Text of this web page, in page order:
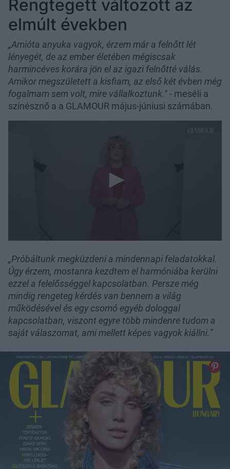
Rengtegett változott az
elmúlt években
„Amióta anyuka vagyok, érzem már a felnőtt lét
lényegét, de az ember életében mégiscsak
harmincéves korára jön el az igazi felnőtté válás.
Amikor megszületett a kisfiam, az első két évben még
fogalmam sem volt, mire vállalkoztunk."- meséli a
színésznő a a GLAMOUR május-júniusi számában.
„Próbáltunk megküzdeni a mindennapi feladatokkal.
Úgy érzem, mostanra kezdtem el harmóniába kerülni
ezzel a felelősséggel kapcsolatban. Persze még
mindig rengeteg kérdés van bennem a világ
működésével és egy csomó egyéb dologgal
kapcsolatban, viszont egyre több mindenre tudom a
saját válaszomat, ami mellett képes vagyok kiállni.”